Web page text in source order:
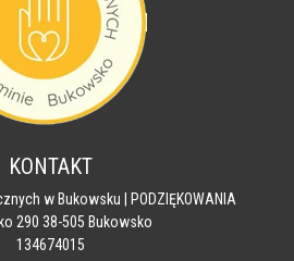
KONTAKT
w Bukowsku | PODZIĘKOWANIA
290 38-505 Bukowsko
134674015